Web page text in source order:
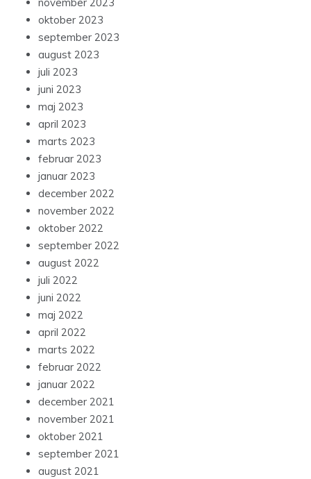
oktober 2023
september 2023
august 2023
juli 2023
juni 2023
maj 2023
april 2023
marts 2023
februar 2023
januar 2023
december 2022
november 2022
oktober 2022
september 2022
august 2022
juli 2022
juni 2022
maj 2022
april 2022
marts 2022
februar 2022
januar 2022
december 2021
november 2021
oktober 2021
september 2021
august 2021